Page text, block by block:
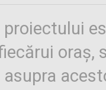
proiectului
oraș,